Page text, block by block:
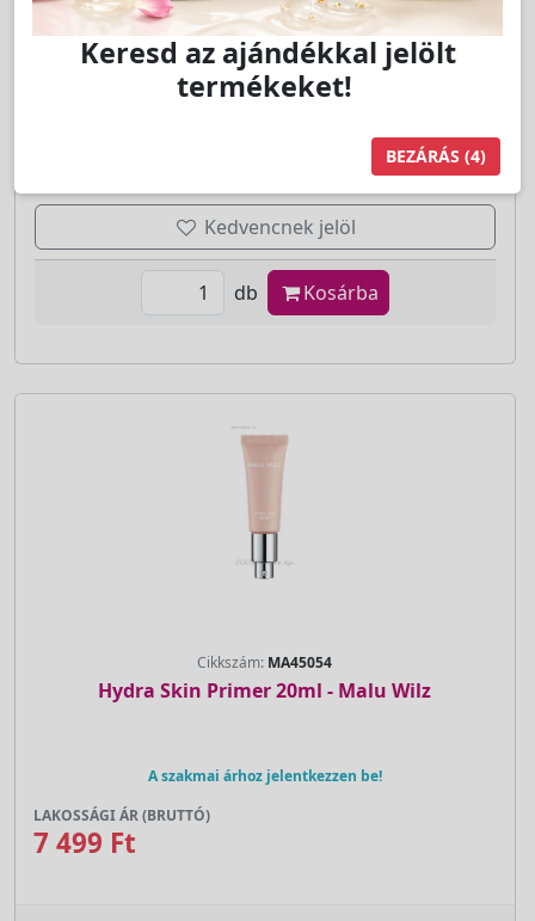
LAKOSSÁGI ÁR (BRUTTÓ)
4 499 Ft
Kedvencnek jelöl
db Kosárba
Cikkszám: MA45054
Hydra Skin Primer 20ml - Malu Wilz
A szakmai árhoz jelentkezzen be!
LAKOSSÁGI ÁR (BRUTTÓ)
7 499 Ft
Keresd az ajándékkal jelölt
termékeket!
BEZÁRÁS (3)